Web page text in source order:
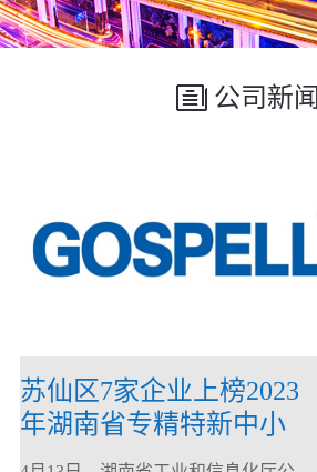
公司新闻
苏仙区7家企业上榜2023
年湖南省专精特新中小
企业